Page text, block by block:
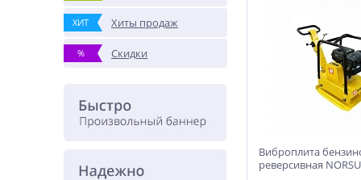
ХИТ Хиты продаж
% Скидки
Виброплита
реверсивная